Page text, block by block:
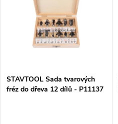
p
Abecedně
s
p
STAVTOOL Sada tvarových
fréz do dřeva 12 dílů - P11137